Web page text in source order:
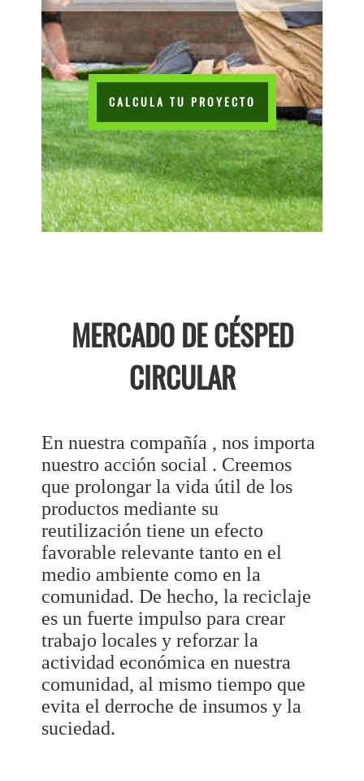
CALCULA TU PROYECTO
MERCADO DE CÉSPED
CIRCULAR
En nuestra compañía , nos importa
nuestro acción social . Creemos
que prolongar la vida útil de los
productos mediante su
reutilización tiene un efecto
favorable relevante tanto en el
medio ambiente como en la
comunidad. De hecho, la reciclaje
es un fuerte impulso para crear
trabajo locales y reforzar la
actividad económica en nuestra
comunidad, al mismo tiempo que
evita el derroche de insumos y la
suciedad.